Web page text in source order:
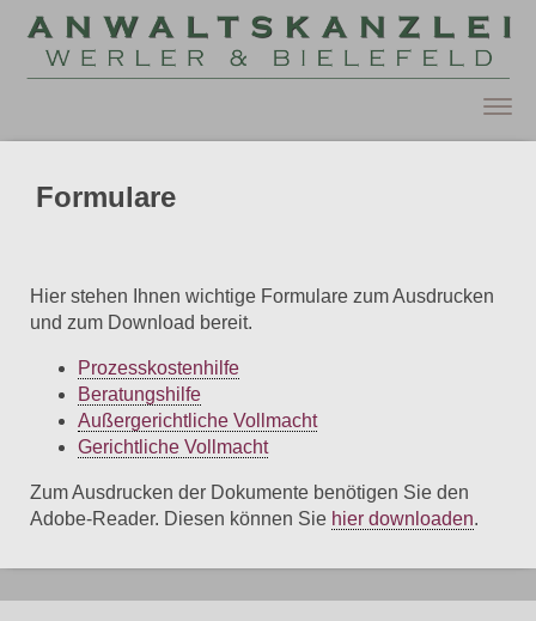
Formulare
Hier stehen Ihnen wichtige Formulare zum Ausdrucken
und zum Download bereit.
Prozesskostenhilfe
Beratungshilfe
Außergerichtliche Vollmacht
Gerichtliche Vollmacht
Zum Ausdrucken der Dokumente benötigen Sie den
Adobe-Reader. Diesen können Sie hier downloaden.